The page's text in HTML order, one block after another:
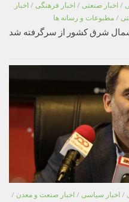
/ اخبار صنعتی / اخبار فرهنگی / اخبار
/ مطبوعات و رسانه ها
شمال شرق کشور از سرگرفته شد
/ اخبار سیاسی / اخبار صنعت و معدن /